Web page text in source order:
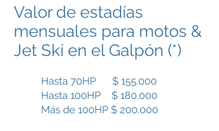
Valor de estadías
mensuales para motos &
Jet Ski en el Galpón (*)
Hasta 70HP $ 155.000
Hasta 100HP $ 180.000
Más de 100HP $ 200.000